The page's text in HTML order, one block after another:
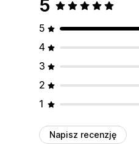
5
5
4
3
2
1
Napisz recenzję